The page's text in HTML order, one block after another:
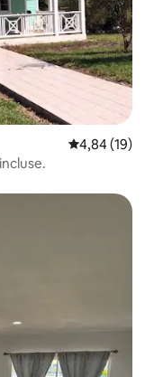
Évaluation
4,84 (19)